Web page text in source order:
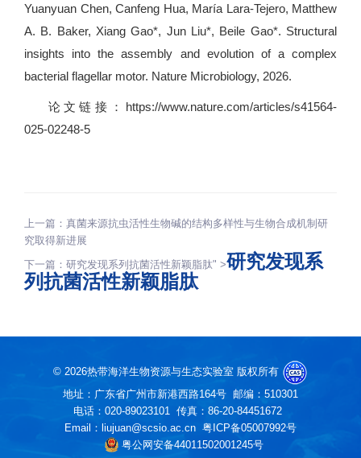
Yuanyuan Chen, Canfeng Hua, María Lara-Tejero, Matthew
A. B. Baker, Xiang Gao*, Jun Liu*, Beile Gao*. Structural
insights into the assembly and evolution of a complex
bacterial flagellar motor. Nature Microbiology, 2026.
论文链接：https://www.nature.com/articles/s41564-
025-02248-5
上一篇： 真菌来源抗虫活性生物碱的结构多样性与生物合成机制研
究取得新进展
下一篇： 研究发现系列抗菌活性新颖脂肽" >研究发现系
列抗菌活性新颖脂肽
© 2026热带海洋生物资源与生态实验室 版权所有
地址：广东省广州市新港西路164号 邮编：510301
电话：020-89023101 传真：86-20-84451672
Email：liujuan@scsio.ac.cn 粤ICP备05007992号
粤公网安备44011502001245号